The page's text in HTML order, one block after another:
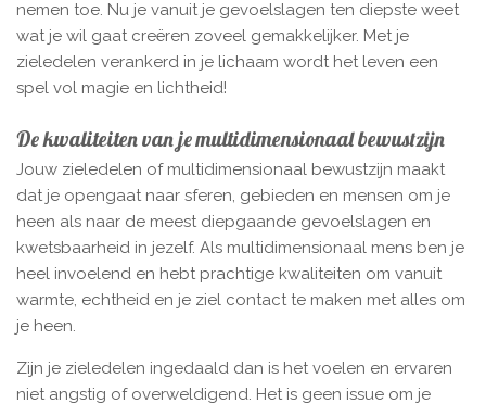
nemen toe. Nu je vanuit je gevoelslagen ten diepste weet
wat je wil gaat creëren zoveel gemakkelijker. Met je
zieledelen verankerd in je lichaam wordt het leven een
spel vol magie en lichtheid!
De kwaliteiten van je multidimensionaal bewustzijn
Jouw zieledelen of multidimensionaal bewustzijn maakt
dat je opengaat naar sferen, gebieden en mensen om je
heen als naar de meest diepgaande gevoelslagen en
kwetsbaarheid in jezelf. Als multidimensionaal mens ben je
heel invoelend en hebt prachtige kwaliteiten om vanuit
warmte, echtheid en je ziel contact te maken met alles om
je heen.
Zijn je zieledelen ingedaald dan is het voelen en ervaren
niet angstig of overweldigend. Het is geen issue om je